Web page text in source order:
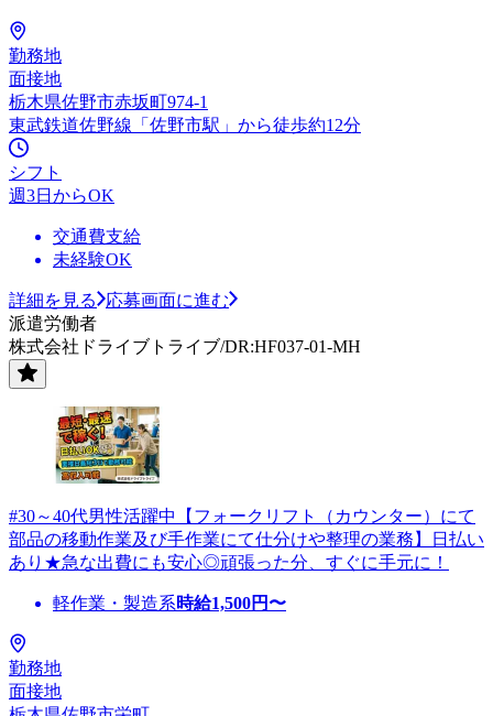
勤務地
面接地
栃木県佐野市赤坂町974-1
東武鉄道佐野線「佐野市駅」から徒歩約12分
シフト
週3日からOK
交通費支給
未経験OK
詳細を見る
応募画面に進む
派遣労働者
株式会社ドライブトライブ/DR:HF037-01-MH
#30～40代男性活躍中【フォークリフト（カウンター）にて
部品の移動作業及び手作業にて仕分けや整理の業務】日払い
あり★急な出費にも安心◎頑張った分、すぐに手元に！
軽作業・製造系時給1,500円〜
勤務地
面接地